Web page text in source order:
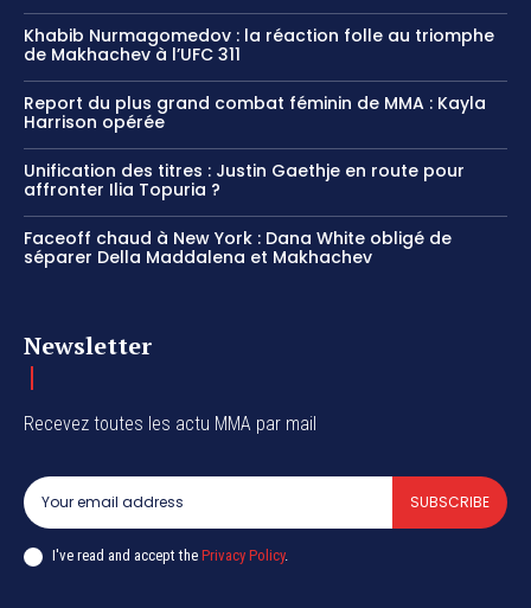
Khabib Nurmagomedov : la réaction folle au triomphe
de Makhachev à l’UFC 311
Report du plus grand combat féminin de MMA : Kayla
Harrison opérée
Unification des titres : Justin Gaethje en route pour
affronter Ilia Topuria ?
Faceoff chaud à New York : Dana White obligé de
séparer Della Maddalena et Makhachev
Newsletter
Recevez toutes les actu MMA par mail
SUBSCRIBE
I've read and accept the Privacy Policy.